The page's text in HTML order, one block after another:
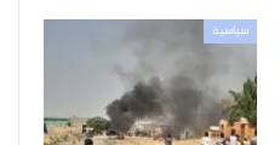
سياسية